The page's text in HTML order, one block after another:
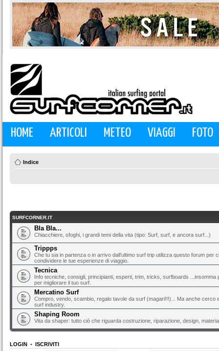
HOME ARTICOLI METEO VIAGGI FOTO
Indice
SURFCORNER.IT
Bla Bla...
Chiacchiere, sfoghi, i grandi temi della vita (tipo: Surf, surf, e ancora surf...)
Trippps
Che tu sia in partenza o in arrivo dall'ultimo surf trip utilizza questo forum per
condividere le tue esperienze di viaggio.
Tecnica
Info tecniche, consigli, principianti, esperti, trim, tricks, surfboards ...insomma
per migliorare il tuo surf.
Mercatino Surf
Compro, vendo, scambio, regalo tavole da surf (magari!!!)... Ma anche cerco
surf industry.
Shaping Room
Vita da shaper: tutto ciò che riguarda costruzione, riparazione, design,
LOGIN • ISCRIVITI